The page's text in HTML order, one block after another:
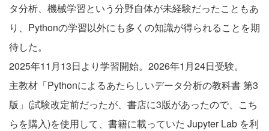
タ分析、機械学習という分野自体が未経験だったこともあ
り、Pythonの学習以外にも多くの知識が得られることを期
待した。
2025年11月13日より学習開始。2026年1月24日受験。
主教材「Pythonによるあたらしいデータ分析の教科書 第3
版」(試験改定前だったが、書店に3版があったので、こち
らを購入)を使用して、書籍に載っていた Jupyter Lab を利